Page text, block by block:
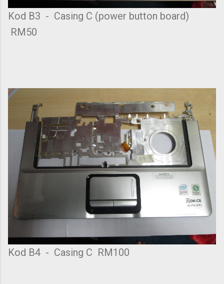
Kod B3 - Casing C (power button board)
RM50
Kod B4 - Casing C RM100